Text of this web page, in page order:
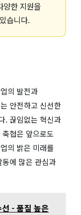
양한 지원을
습니다.
의 발전과
안전하고 신선한
. 끊임없는 혁신과
협은 앞으로도
의 밝은 미래를
에 많은 관심과
- 품질 높은